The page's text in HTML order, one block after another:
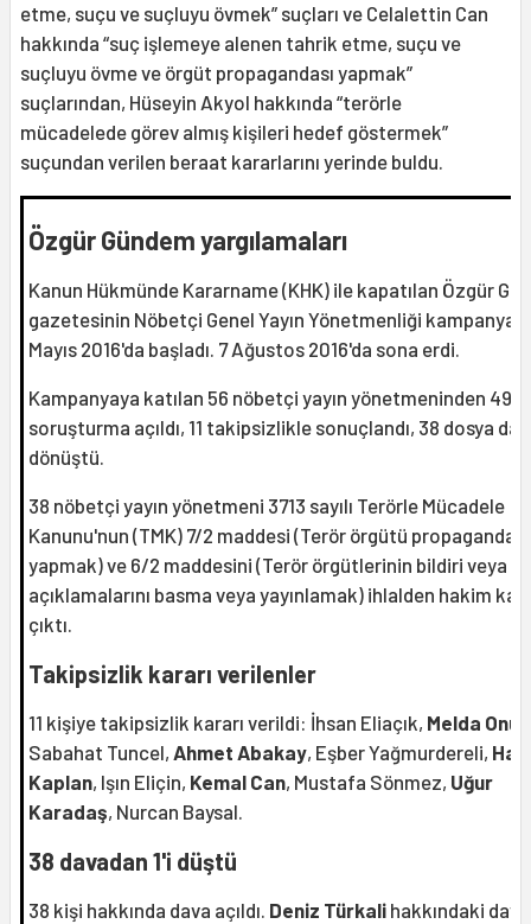
etme, suçu ve suçluyu övmek” suçları ve Celalettin Can
hakkında “suç işlemeye alenen tahrik etme, suçu ve
suçluyu övme ve örgüt propagandası yapmak”
suçlarından, Hüseyin Akyol hakkında “terörle
mücadelede görev almış kişileri hedef göstermek”
suçundan verilen beraat kararlarını yerinde buldu.
Özgür Gündem yargılamaları
Kanun Hükmünde Kararname (KHK) ile kapatılan Özgür
gazetesinin Nöbetçi Genel Yayın Yönetmenliği
Mayıs 2016'da başladı. 7 Ağustos 2016'da sona erdi.
Kampanyaya katılan 56 nöbetçi yayın yönetmeninden
soruşturma açıldı, 11 takipsizlikle sonuçlandı, 38 dosya
dönüştü.
38 nöbetçi yayın yönetmeni 3713 sayılı Terörle Mücadele
Kanunu'nun (TMK) 7/2 maddesi (Terör örgütü propagandası
yapmak) ve 6/2 maddesini (Terör örgütlerinin bildiri veya
açıklamalarını basma veya yayınlamak) ihlalden hakim
çıktı.
Takipsizlik kararı verilenler
11 kişiye takipsizlik kararı verildi: İhsan Eliaçık, Melda Onur
Sabahat Tuncel, Ahmet Abakay, Eşber Yağmurdereli,
Kaplan, Işın Eliçin, Kemal Can, Mustafa Sönmez, Uğur
Karadaş, Nurcan Baysal.
38 davadan 1'i düştü
38 kişi hakkında dava açıldı. Deniz Türkali hakkındaki dava